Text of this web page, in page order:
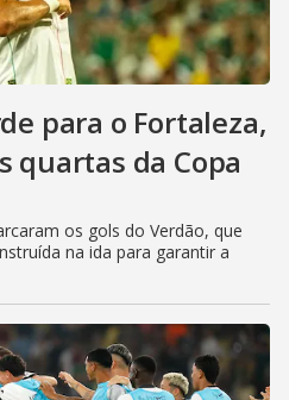
para o Fortaleza,
quartas da Copa
os gols do Verdão, que
na ida para garantir a